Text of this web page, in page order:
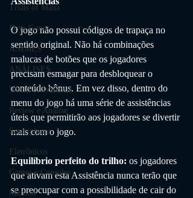
Trials of Mana
Days Gone
ANIMES
ANÁLISES
World of Warcraft
Review e Análise
Smartphone
Eletrônicos
Games e Consoles
Monitor
O jogo não possui códigos de trapaça no
sentido original. Não há combinações
malucas de botões que os jogadores
precisam esmagar para desbloquear o
conteúdo bônus. Em vez disso, dentro do
menu do jogo há uma série de assistências
úteis que permitirão aos jogadores se divertir
mais com o jogo.
Equilíbrio perfeito do trilho: os jogadores
que ativam esta Assistência nunca terão que
se preocupar com a possibilidade de cair do